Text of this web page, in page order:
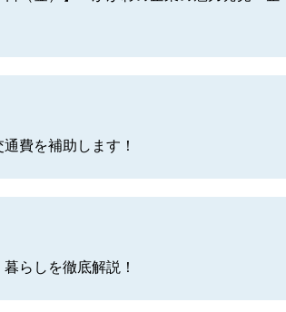
費を補助します！
らしを徹底解説！